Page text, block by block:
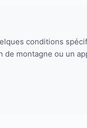
conditions
montagne ou un